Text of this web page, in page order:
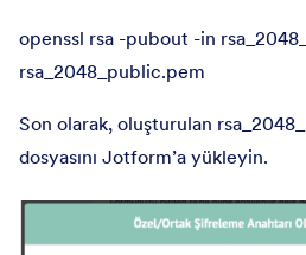
openssl rsa -pubout -in
rsa_2048_public.pem
Son olarak, oluşturulan
dosyasını Jotform’a yükleyin.